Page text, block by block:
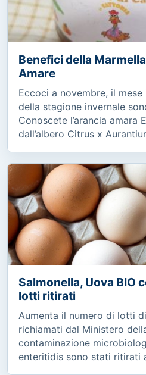
Benefici della
Amare
Eccoci a novembre, il
della stagione invernale
Conoscete l’arancia amara
dall’albero Citrus x
Salmonella, Uova BIO
lotti ritirati
Aumenta il numero di lotti
richiamati dal Ministero
contaminazione
enteritidis sono stati ritirati